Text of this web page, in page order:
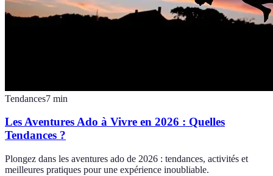
Tendances7 min
Les Aventures Ado à Vivre en 2026 : Quelles
Tendances ?
Plongez dans les aventures ado de 2026 : tendances, activités et
meilleures pratiques pour une expérience inoubliable.